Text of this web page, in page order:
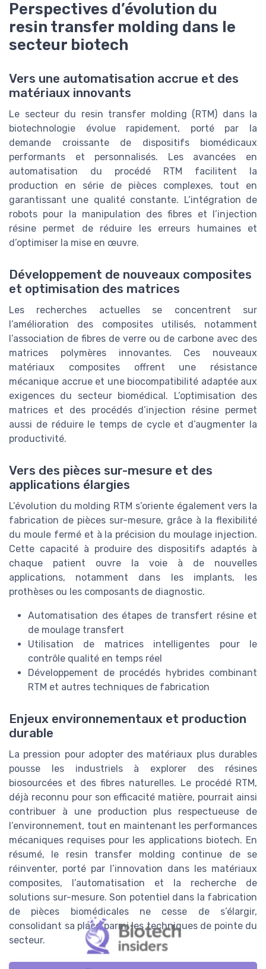
Perspectives d’évolution du
resin transfer molding dans le
secteur biotech
Vers une automatisation accrue et des
matériaux innovants
Le secteur du resin transfer molding (RTM) dans la
biotechnologie évolue rapidement, porté par la
demande croissante de dispositifs biomédicaux
performants et personnalisés. Les avancées en
automatisation du procédé RTM facilitent la
production en série de pièces complexes, tout en
garantissant une qualité constante. L’intégration de
robots pour la manipulation des fibres et l’injection
résine permet de réduire les erreurs humaines et
d’optimiser la mise en œuvre.
Développement de nouveaux composites
et optimisation des matrices
Les recherches actuelles se concentrent sur
l’amélioration des composites utilisés, notamment
l’association de fibres de verre ou de carbone avec des
matrices polymères innovantes. Ces nouveaux
matériaux composites offrent une résistance
mécanique accrue et une biocompatibilité adaptée aux
exigences du secteur biomédical. L’optimisation des
matrices et des procédés d’injection résine permet
aussi de réduire le temps de cycle et d’augmenter la
productivité.
Vers des pièces sur-mesure et des
applications élargies
L’évolution du molding RTM s’oriente également vers la
fabrication de pièces sur-mesure, grâce à la flexibilité
du moule fermé et à la précision du moulage injection.
Cette capacité à produire des dispositifs adaptés à
chaque patient ouvre la voie à de nouvelles
applications, notamment dans les implants, les
prothèses ou les composants de diagnostic.
Automatisation des étapes de transfert résine et
de moulage transfert
Utilisation de matrices intelligentes pour le
contrôle qualité en temps réel
Développement de procédés hybrides combinant
RTM et autres techniques de fabrication
Enjeux environnementaux et production
durable
La pression pour adopter des matériaux plus durables
pousse les industriels à explorer des résines
biosourcées et des fibres naturelles. Le procédé RTM,
déjà reconnu pour son efficacité matière, pourrait ainsi
contribuer à une production plus respectueuse de
l’environnement, tout en maintenant les performances
mécaniques requises pour les applications biotech. En
résumé, le resin transfer molding continue de se
réinventer, porté par l’innovation dans les matériaux
composites, l’automatisation et la recherche de
solutions sur-mesure. Son potentiel dans la fabrication
de pièces biomédicales ne cesse de s’élargir,
consolidant sa place parmi les techniques de pointe du
secteur.